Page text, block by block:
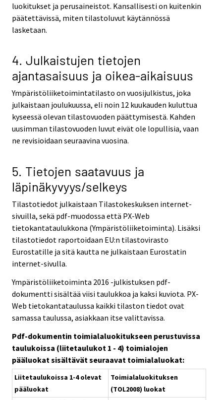
luokitukset ja perusaineistot. Kansallisesti on kuitenkin
päätettävissä, miten tilastoluvut käytännössä
lasketaan.
4. Julkaistujen tietojen
ajantasaisuus ja oikea-aikaisuus
Ympäristöliiketoimintatilasto on vuosijulkistus, joka
julkaistaan joulukuussa, eli noin 12 kuukauden kuluttua
kyseessä olevan tilastovuoden päättymisestä. Kahden
uusimman tilastovuoden luvut eivät ole lopullisia, vaan
ne revisioidaan seuraavina vuosina.
5. Tietojen saatavuus ja
läpinäkyvyys/selkeys
Tilastotiedot julkaistaan Tilastokeskuksen internet-
sivuilla, sekä pdf-muodossa että PX-Web
tietokantataulukkona (Ympäristöliiketoiminta). Lisäksi
tilastotiedot raportoidaan EU:n tilastovirasto
Eurostatille ja sitä kautta ne julkaistaan Eurostatin
internet-sivulla.
Ympäristöliiketoiminta 2016 -julkistuksen pdf-
dokumentti sisältää viisi taulukkoa ja kaksi kuviota. PX-
Web tietokantataulussa kaikki tilaston tiedot ovat
samassa taulussa, asiakkaan itse valittavissa.
Pdf-dokumentin toimialaluokitukseen perustuvissa
taulukoissa (liitetaulukot 1 - 4) toimialojen
pääluokat sisältävät seuraavat toimialaluokat:
Liitetaulukoissa 1-4 olevat
pääluokat
Toimialaluokituksen
(TOL2008) luokat